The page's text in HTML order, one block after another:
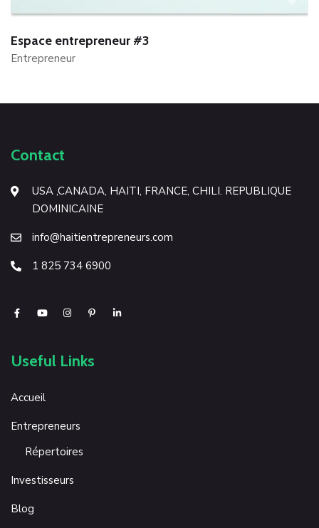
Espace entrepreneur #3
Entrepreneur
Contact
USA ,CANADA, HAITI, FRANCE, CHILI. REPUBLIQUE
DOMINICAINE
info@haitientrepreneurs.com
1 825 734 6900
Useful Links
Accueil
Entrepreneurs
Répertoires
Investisseurs
Blog